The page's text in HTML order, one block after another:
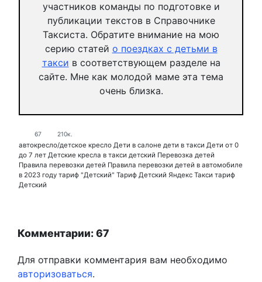
участников команды по подготовке и
публикации текстов в Справочнике
Таксиста. Обратите внимание на мою
серию статей о поездках с детьми в
такси в соответствующем разделе на
сайте. Мне как молодой маме эта тема
очень близка.
67 210к.
автокресло/детское кресло Дети в салоне дети в такси Дети от 0
до 7 лет Детские кресла в такси детский Перевозка детей
Правила перевозки детей Правила перевозки детей в автомобиле
в 2023 году тариф "Детский" Тариф Детский Яндекс Такси тариф
Детский
Комментарии: 67
Для отправки комментария вам необходимо
авторизоваться.